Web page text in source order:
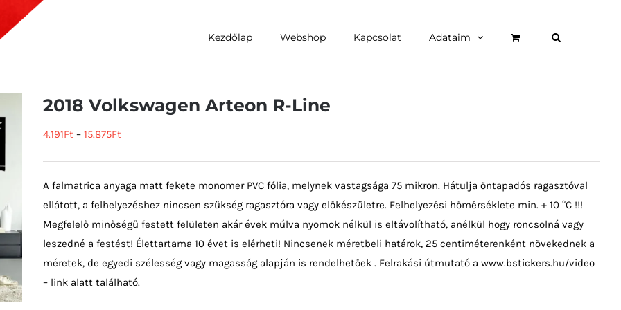
Kezdőlap Webshop Kapcsolat Adataim
2018 Volkswagen Arteon R-Line
4.191Ft – 15.875Ft
A falmatrica anyaga matt fekete monomer PVC fólia, melynek vastagsága 75 mikron. Hátulja öntapadós ragasztóval
ellátott, a felhelyezéshez nincsen szükség ragasztóra vagy előkészületre. Felhelyezési hőmérséklete min. + 10 °C !!!
Megfelelő minőségű festett felületen akár évek múlva nyomok nélkül is eltávolítható, anélkül hogy roncsolná vagy
leszedné a festést! Élettartama 10 évet is elérheti! Nincsenek méretbeli határok, 25 centiméterenként növekednek a
méretek, de egyedi szélesség vagy magasság alapján is rendelhetőek . Felrakási útmutató a www.bstickers.hu/video
– link alatt található.